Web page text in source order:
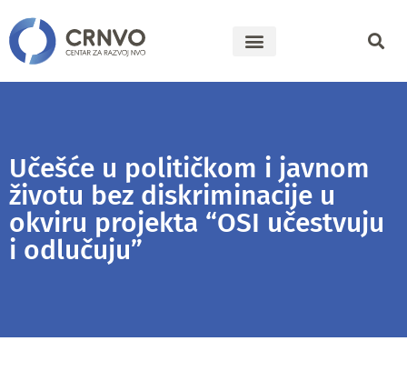
Učešće u političkom i javnom
životu bez diskriminacije u
okviru projekta “OSI učestvuju
i odlučuju”